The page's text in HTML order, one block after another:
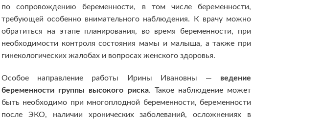
по сопровождению беременности, в том числе беременности,
требующей особенно внимательного наблюдения. К врачу можно
обратиться на этапе планирования, во время беременности, при
необходимости контроля состояния мамы и малыша, а также при
гинекологических жалобах и вопросах женского здоровья.
Особое направление работы Ирины Ивановны — ведение
беременности группы высокого риска. Такое наблюдение может
быть необходимо при многоплодной беременности, беременности
после ЭКО, наличии хронических заболеваний, осложнениях в